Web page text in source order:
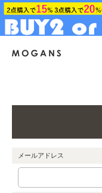
メールアドレス